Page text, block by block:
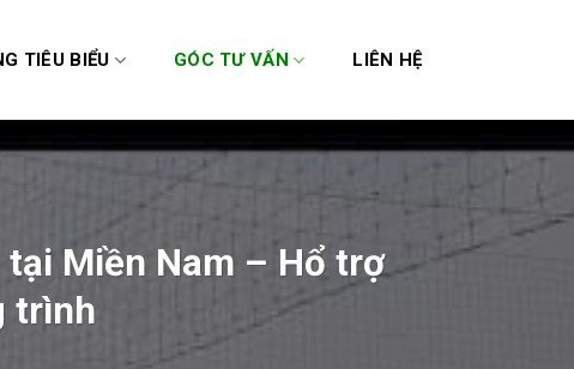
TIÊU BIỂU GÓC TƯ VẤN LIÊN HỆ
Miền Nam – Hổ trợ
trình